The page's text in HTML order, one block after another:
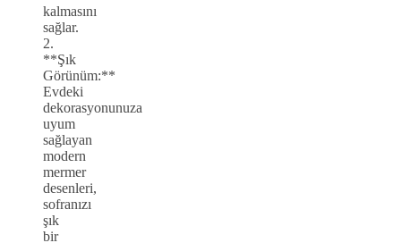
kalmasını
sağlar.
2.
**Şık
Görünüm:**
Evdeki
dekorasyonunuza
uyum
sağlayan
modern
mermer
desenleri,
sofranızı
şık
bir